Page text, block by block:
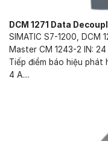
DCM 1271 Data
SIMATIC S7-1200, DCM
Master CM 1243-2 IN:
Tiếp điểm báo hiệu
4 A....